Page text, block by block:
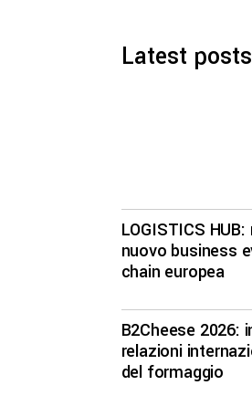
Latest posts
LOGISTICS
nuovo business
chain europea
B2Cheese 2026:
relazioni
del formaggio